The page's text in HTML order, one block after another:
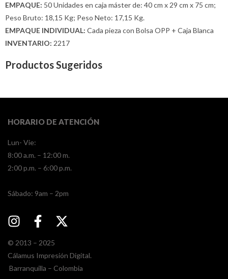
EMPAQUE: 50 Unidades en caja máster de: 40 cm x 29 cm x 75 cm;
Peso Bruto: 18,15 Kg; Peso Neto: 17,15 Kg.
EMPAQUE INDIVIDUAL: Cada pieza con Bolsa OPP + Caja Blanca
INVENTARIO: 2217
Productos Sugeridos
HORARIO DE ATENCIÓN
Lun- Vie:
8:00 a.m. – 12:00 m.
2:00 p.m. – 6:00 p.m.
​​Sábado: 9am – 2pm
© 2013 – 2025
Cálamus Impresión Digital.
Barranquilla – Colombia